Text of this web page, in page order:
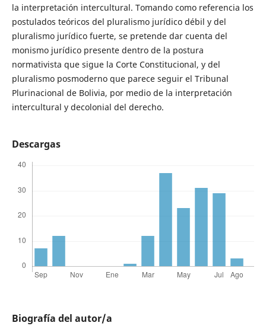
la interpretación intercultural. Tomando como referencia los
postulados teóricos del pluralismo jurídico débil y del
pluralismo jurídico fuerte, se pretende dar cuenta del
monismo jurídico presente dentro de la postura
normativista que sigue la Corte Constitucional, y del
pluralismo posmoderno que parece seguir el Tribunal
Plurinacional de Bolivia, por medio de la interpretación
intercultural y decolonial del derecho.
Descargas
Biografía del autor/a